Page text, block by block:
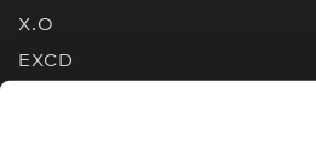
X.O
EXCD